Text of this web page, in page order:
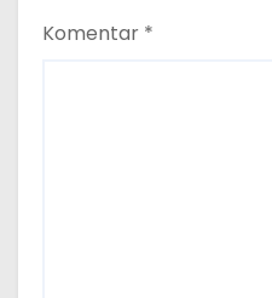
Komentar *